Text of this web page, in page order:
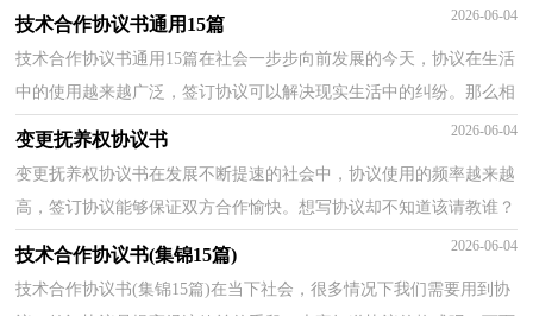
对拟协议感到非常苦恼吧，以下是小编为大家收集的...
技术合作协议书通用15篇 2026-06-04
技术合作协议书通用15篇在社会一步步向前发展的今天，协议在生活
中的使用越来越广泛，签订协议可以解决现实生活中的纠纷。那么相
关的协议到底怎么写呢？下面是小编为大家整理的技...
变更抚养权协议书 2026-06-04
变更抚养权协议书在发展不断提速的社会中，协议使用的频率越来越
高，签订协议能够保证双方合作愉快。想写协议却不知道该请教谁？
下面是小编整理的变更抚养权协议书，仅供参考，大家一...
技术合作协议书(集锦15篇) 2026-06-04
技术合作协议书(集锦15篇)在当下社会，很多情况下我们需要用到协